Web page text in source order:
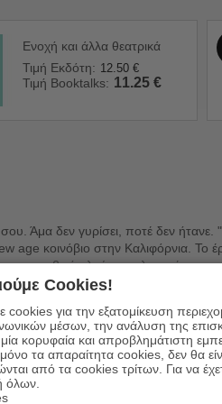
Ενοχή και άλλα θεατρικά
Τιμή Εκδότη: 12.50 €
Τιμή Booktalks: 11.25 €
Άμα δεν γυρίσει, ποτέ δεν ήτανε.
κοινόβιο στην Καλιφόρνια. Το
μετεφηβική ηλικία,
εμφανίσουμε χη φωτογραφία,
ένα πρώτο και τελευταίο
Cookies!
cookies για την εξατομίκευση
μέσων, την ανάλυση της
κορυφαία και απροβλημάτιστη
τα απαραίτητα cookies, δεν θα
από τα cookies τρίτων. Για να
όλων.